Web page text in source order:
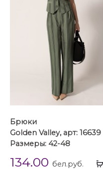
Брюки
Golden Valley, арт: 16639
Размеры: 42-48
134.00 бел.руб.